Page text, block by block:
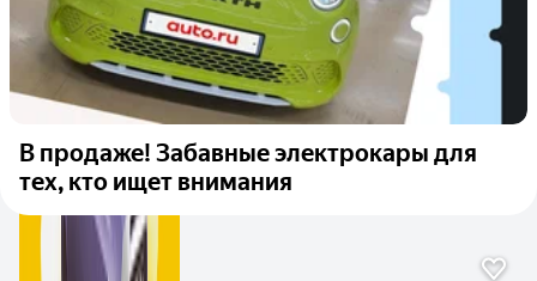
В продаже! Забавные электрокары для
тех, кто ищет внимания